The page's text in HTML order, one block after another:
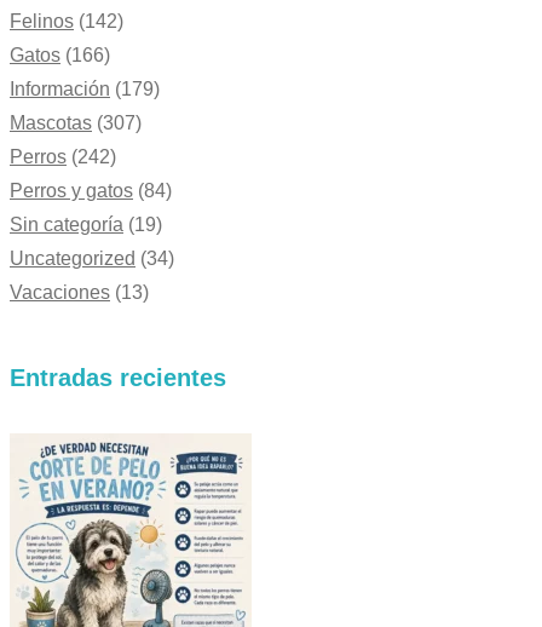
Felinos (142)
Gatos (166)
Información (179)
Mascotas (307)
Perros (242)
Perros y gatos (84)
Sin categoría (19)
Uncategorized (34)
Vacaciones (13)
Entradas recientes